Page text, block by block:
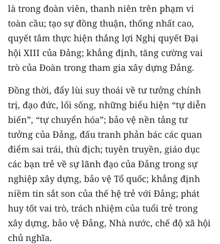
Bắc Trung Bộ
Duyên hải Nam Trung Bộ và Tây
Nguyên
Đông Nam Bộ
Đồng bằng sông Cửu Long
Chuyên trang Hà Nội
Chuyên trang TP. Hồ Chí Minh
CHUYÊN ĐỀ
CÁC CHUYÊN TRANG
VỀ BÁO NHÂN DÂN
THỜI NAY
là trong đoàn viên, thanh niên trên phạm vi
toàn cầu; tạo sự đồng thuận, thống nhất cao,
quyết tâm thực hiện thắng lợi Nghị quyết Đại
hội XIII của Đảng; khẳng định, tăng cường vai
trò của Đoàn trong tham gia xây dựng Đảng.
Đồng thời, đẩy lùi suy thoái về tư tưởng chính
trị, đạo đức, lối sống, những biểu hiện “tự diễn
biến”, “tự chuyển hóa”; bảo vệ nền tảng tư
tưởng của Đảng, đấu tranh phản bác các quan
điểm sai trái, thù địch; tuyên truyền, giáo dục
các bạn trẻ về sự lãnh đạo của Đảng trong sự
nghiệp xây dựng, bảo vệ Tổ quốc; khẳng định
niềm tin sắt son của thế hệ trẻ với Đảng; phát
huy tốt vai trò, trách nhiệm của tuổi trẻ trong
xây dựng, bảo vệ Đảng, Nhà nước, chế độ xã hội
chủ nghĩa.